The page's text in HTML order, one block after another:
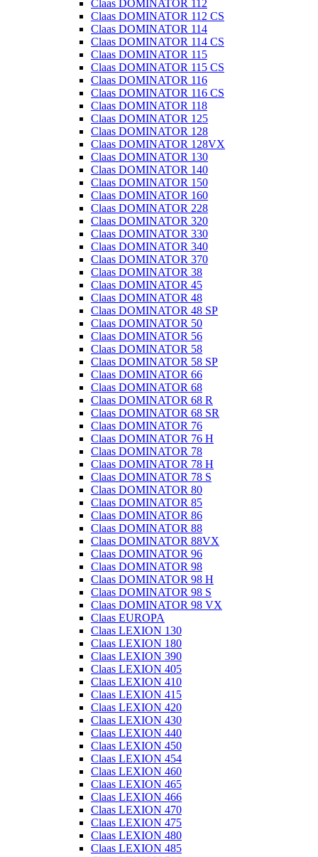
Claas DOMINATOR 112
Claas DOMINATOR 112 CS
Claas DOMINATOR 114
Claas DOMINATOR 114 CS
Claas DOMINATOR 115
Claas DOMINATOR 115 CS
Claas DOMINATOR 116
Claas DOMINATOR 116 CS
Claas DOMINATOR 118
Claas DOMINATOR 125
Claas DOMINATOR 128
Claas DOMINATOR 128VX
Claas DOMINATOR 130
Claas DOMINATOR 140
Claas DOMINATOR 150
Claas DOMINATOR 160
Claas DOMINATOR 228
Claas DOMINATOR 320
Claas DOMINATOR 330
Claas DOMINATOR 340
Claas DOMINATOR 370
Claas DOMINATOR 38
Claas DOMINATOR 45
Claas DOMINATOR 48
Claas DOMINATOR 48 SP
Claas DOMINATOR 50
Claas DOMINATOR 56
Claas DOMINATOR 58
Claas DOMINATOR 58 SP
Claas DOMINATOR 66
Claas DOMINATOR 68
Claas DOMINATOR 68 R
Claas DOMINATOR 68 SR
Claas DOMINATOR 76
Claas DOMINATOR 76 H
Claas DOMINATOR 78
Claas DOMINATOR 78 H
Claas DOMINATOR 78 S
Claas DOMINATOR 80
Claas DOMINATOR 85
Claas DOMINATOR 86
Claas DOMINATOR 88
Claas DOMINATOR 88VX
Claas DOMINATOR 96
Claas DOMINATOR 98
Claas DOMINATOR 98 H
Claas DOMINATOR 98 S
Claas DOMINATOR 98 VX
Claas EUROPA
Claas LEXION 130
Claas LEXION 180
Claas LEXION 390
Claas LEXION 405
Claas LEXION 410
Claas LEXION 415
Claas LEXION 420
Claas LEXION 430
Claas LEXION 440
Claas LEXION 450
Claas LEXION 454
Claas LEXION 460
Claas LEXION 465
Claas LEXION 466
Claas LEXION 470
Claas LEXION 475
Claas LEXION 480
Claas LEXION 485